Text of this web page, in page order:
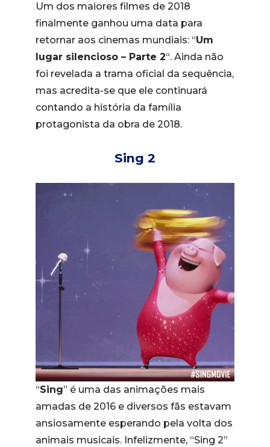
Um dos maiores filmes de 2018
finalmente ganhou uma data para
retornar aos cinemas mundiais: “Um
lugar silencioso – Parte 2“. Ainda não
foi revelada a trama oficial da sequência,
mas acredita-se que ele continuará
contando a história da família
protagonista da obra de 2018.
Sing 2
“Sing” é uma das animações mais
amadas de 2016 e diversos fãs estavam
ansiosamente esperando pela volta dos
animais musicais. Infelizmente, “Sing 2”